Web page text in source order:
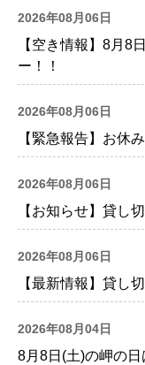
2026年08月06日
【空き情報】8月8
ー！！
2026年08月06日
【緊急報告】お休
2026年08月06日
【お知らせ】貸し
2026年08月06日
【最新情報】貸し
2026年08月04日
8月8日(土)の岬の日